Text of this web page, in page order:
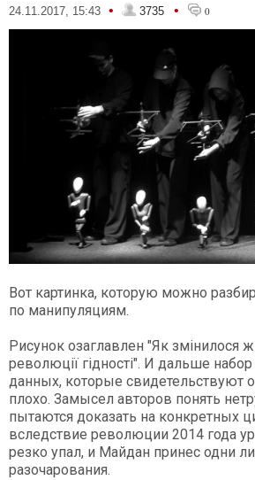
24.11.2017, 15:43 • 3735 • 0
Вот картинка, которую можно
по манипуляциям.
Рисунок озаглавлен "Як змінилося
революції гідності". И дальше набор
данных, которые свидетельствуют
плохо. Замысел авторов понять
пытаются доказать на конкретных
вследствие революции 2014 года
резко упал, и Майдан принес одни
разочарования.